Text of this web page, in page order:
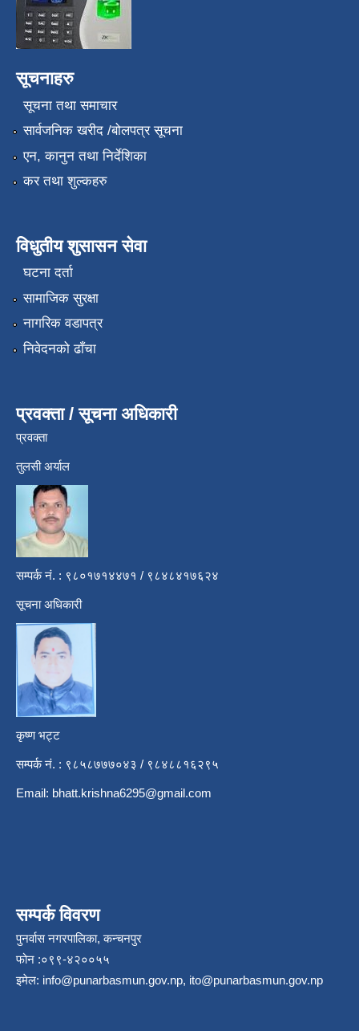
सूचनाहरु
सूचना तथा समाचार
सार्वजनिक खरीद /बोलपत्र सूचना
एन, कानुन तथा निर्देशिका
कर तथा शुल्कहरु
विधुतीय शुसासन सेवा
घटना दर्ता
सामाजिक सुरक्षा
नागरिक वडापत्र
निवेदनको ढाँचा
प्रवक्ता / सूचना अधिकारी
प्रवक्ता
तुलसी अर्याल
सम्पर्क नं. : ९८०१७१४४७१ / ९८४८४१७६२४
सूचना अधिकारी
कृष्ण भट्ट
सम्पर्क नं. : ९८५८७७७०४३ / ९८४८८१६२९५
Email: bhatt.krishna6295@gmail.com
सम्पर्क विवरण
पुनर्वास नगरपालिका, कन्चनपुर
फोन :०९९-४२००५५
इमेल: info@punarbasmun.gov.np, ito@punarbasmun.gov.np